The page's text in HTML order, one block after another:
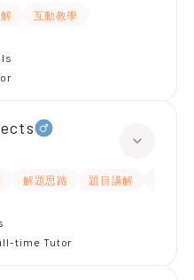
互動教學
解題思路 題目講解
time Tutor